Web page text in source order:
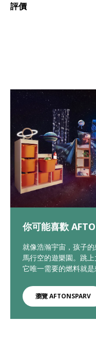
評價
你可能喜歡
就像浩瀚宇宙，孩子
馬行空的遊樂園。跳
它唯一需要的燃料就是
瀏覽 AFTONSPARV